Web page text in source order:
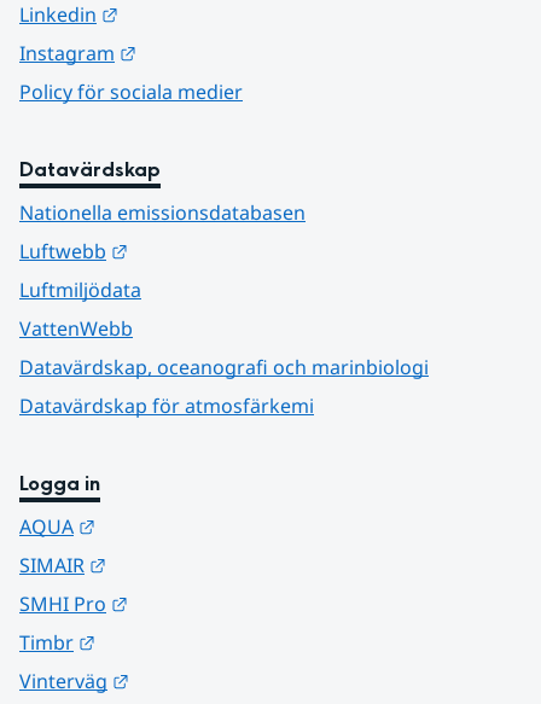
Linkedin
Instagram
Policy för sociala medier
Datavärdskap
Nationella emissionsdatabasen
Luftwebb
Luftmiljödata
VattenWebb
Datavärdskap, oceanografi och marinbiologi
Datavärdskap för atmosfärkemi
Logga in
AQUA
SIMAIR
SMHI Pro
Timbr
Vinterväg